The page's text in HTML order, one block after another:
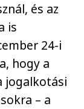
és az
is
24-i
hogy a
jogalkotási
– a